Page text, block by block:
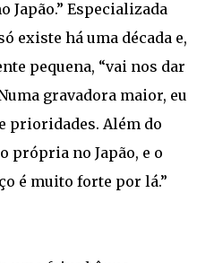
Japão.” Especializada
existe há uma década e,
pequena, “vai nos dar
gravadora maior, eu
prioridades. Além do
própria no Japão, e o
é muito forte por lá.”